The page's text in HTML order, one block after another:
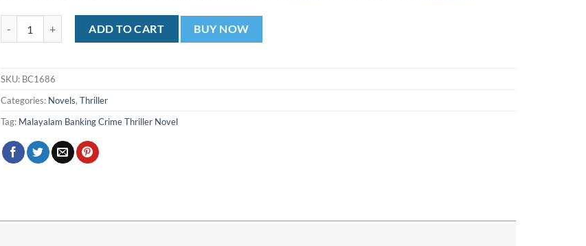
ADD TO CART BUY NOW
SKU: BC1686
Categories: Novels, Thriller
Tag: Malayalam Banking Crime Thriller Novel